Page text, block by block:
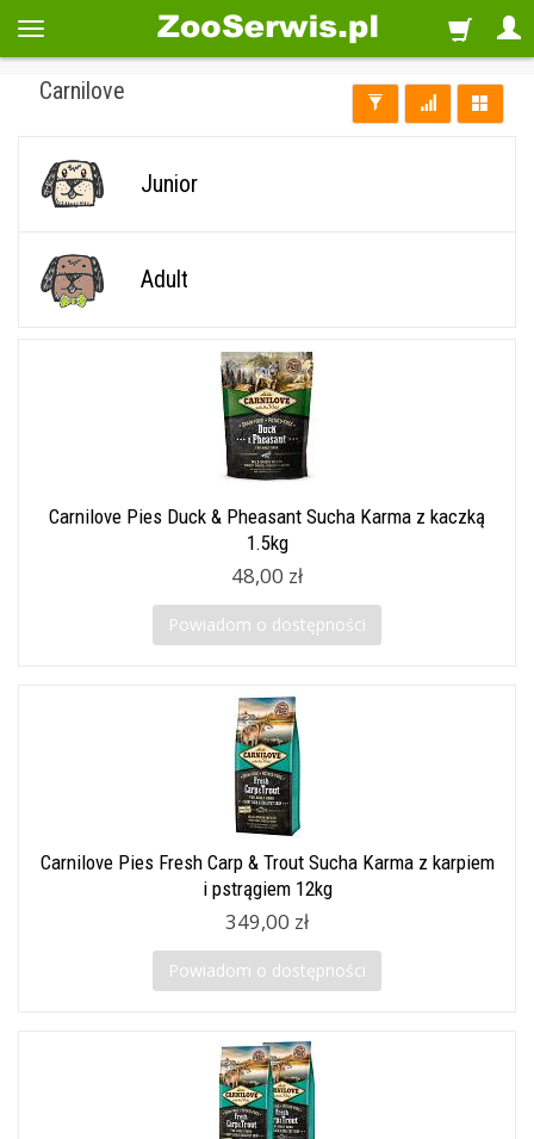
Carnilove
Junior
Adult
Carnilove Pies Duck & Pheasant Sucha Karma z kaczką
1.5kg
48,00 zł
Powiadom o dostępności
Carnilove Pies Fresh Carp & Trout Sucha Karma z karpiem
i pstrągiem 12kg
349,00 zł
Powiadom o dostępności